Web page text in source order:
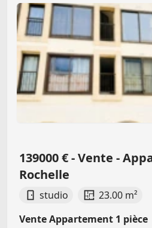
139000 € - Vente -
Rochelle
studio
23.00 m²
Vente Appartement 1 pièce